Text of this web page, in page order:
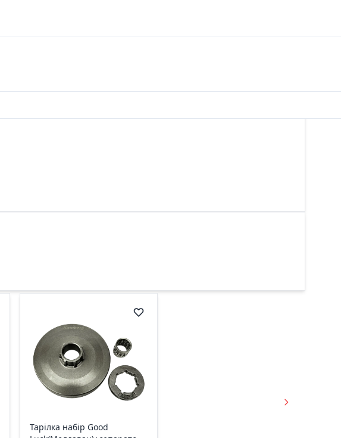
Тарілка набір Good